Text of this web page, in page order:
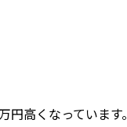
高くなっています。